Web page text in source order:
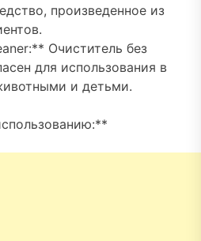
произведенное из
Очиститель без
для использования в
и детьми.